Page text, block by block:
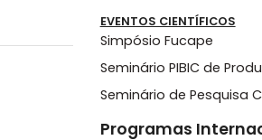
EVENTOS CIENTÍFICOS
Simpósio Fucape
Seminário PIBIC de
Seminário de Pesquisa
Programas